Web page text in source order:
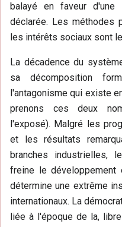
balayé en faveur
déclarée. Les méthodes
les intérêts sociaux sont
La décadence du
sa décomposition
l'antagonisme qui existe
prenons ces deux
l'exposé). Malgré les
et les résultats
branches industrielles,
freine le
détermine une extrême
internationaux. La
liée à l'époque de la,